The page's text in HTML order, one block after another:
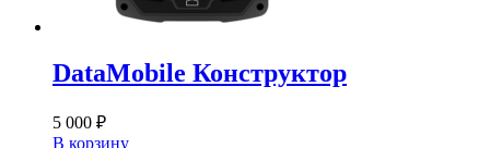
DataMobile Конструктор
5 000 ₽
В корзину